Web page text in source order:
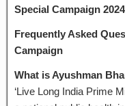
Special Campaign
Frequently Asked
Campaign
What is Ayushman
‘Live Long India Prime